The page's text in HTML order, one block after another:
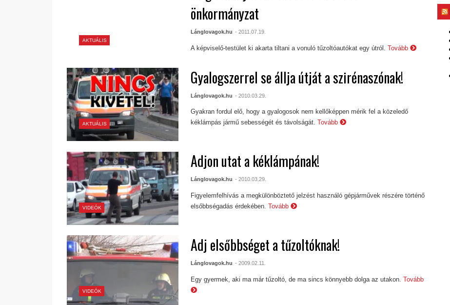
AKTUÁLIS
önkormányzat
Lánglovagok.hu - 2011.07.19.
A képviselő-testület ki akarta tiltani a vonuló tűzoltóautókat egy útról. Tovább
AKTUÁLIS
Gyalogszerrel se állja útját a szirénaszónak!
Lánglovagok.hu - 2010.03.29.
Gyakran fordul elő, hogy a gyalogosok nem kellőképpen mérik fel a közeledő
kéklámpás jármű sebességét és távolságát. Tovább
VIDEÓK
Adjon utat a kéklámpának!
Lánglovagok.hu - 2010.03.29.
Figyelemfelhívás a megkülönböztető jelzést használó gépjárművek részére történő
elsőbbségadás érdekében. Tovább
VIDEÓK
Adj elsőbbséget a tűzoltóknak!
Lánglovagok.hu - 2009.02.11.
Egy gyermek, aki ma már tűzoltó, de ma sincs könnyebb dolga az utakon. Tovább